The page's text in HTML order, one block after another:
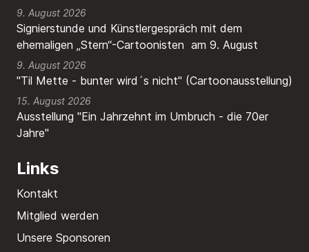
9. August 2026
Signierstunde und Künstlergespräch mit dem
ehemaligen „Stern“-Cartoonisten am 9. August
9. August 2026
"Til Mette - bunter wird´s nicht" (Cartoonausstellung)
15. August 2026
Ausstellung "Ein Jahrzehnt im Umbruch - die 70er
Jahre"
Links
Kontakt
Mitglied werden
Unsere Sponsoren